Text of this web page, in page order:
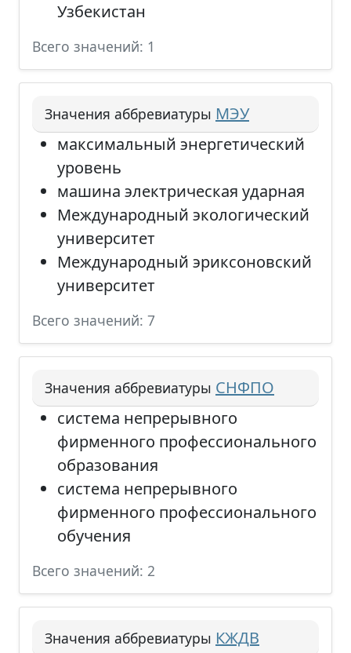
Узбекистан
Всего значений: 1
Значения аббревиатуры МЭУ
максимальный энергетический
уровень
машина электрическая ударная
Международный экологический
университет
Международный эриксоновский
университет
Всего значений: 7
Значения аббревиатуры СНФПО
система непрерывного
фирменного профессионального
образования
система непрерывного
фирменного профессионального
обучения
Всего значений: 2
Значения аббревиатуры КЖДВ